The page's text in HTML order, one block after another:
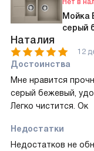
Нет в
Мойка
серый
Наталия
12
Достоинства
Мне нравится
серый бежевый,
Легко чистится. Ок
Недостатки
Недостатков не